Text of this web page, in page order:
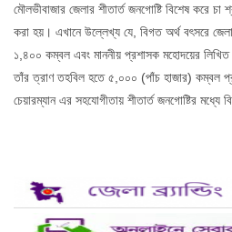
মৌলভীবাজার জেলার শীতার্ত জনগোষ্টি বিশেষ করে
করা হয়। এখানে উল্লেখ্য যে, বিগত অর্থ বৎসরে
১,৪০০ কম্বল এবং মাননীয় প্রশাসক মহোদয়ের লিখিত
তাঁর ত্রাণ তহবিল হতে ৫,০০০ (পাঁচ হাজার) কম্বল
চেয়ারম্যান এর সহযোগীতায় শীতার্ত জনগোষ্টির মধ্যে